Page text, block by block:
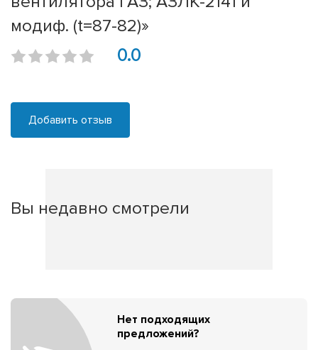
модиф. (t=87-82)»
0.0
Добавить отзыв
Вы недавно смотрели
Нет подходящих
предложений?